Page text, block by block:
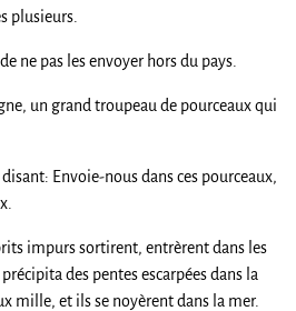
plusieurs.
ne pas les envoyer hors du pays.
un grand troupeau de pourceaux qui
Envoie-nous dans ces pourceaux,
impurs sortirent, entrèrent dans les
des pentes escarpées dans la
mille, et ils se noyèrent dans la mer.